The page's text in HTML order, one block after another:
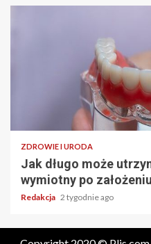
ZDROWIE I URODA
Jak długo może
wymiotny po
Redakcja 2 tygodnie ago